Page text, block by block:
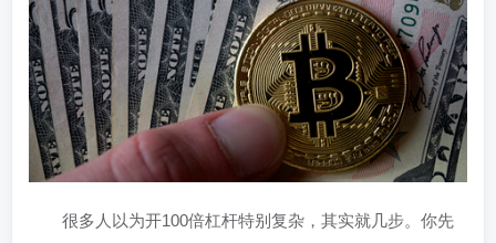
很多人以为开100倍杠杆特别复杂，其实就几步。你先